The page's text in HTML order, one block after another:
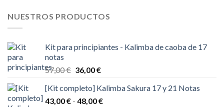
NUESTROS PRODUCTOS
Kit para principiantes - Kalimba de caoba de 17
notas
57,00€ El
original
era:
36,00€El
actual
es:
[Kit completo] Kalimba Sakura 17 y 21 Notas
43,00€ - 48,00€Rango